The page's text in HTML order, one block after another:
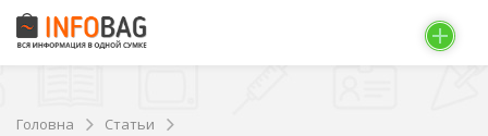
Головна
Статьи